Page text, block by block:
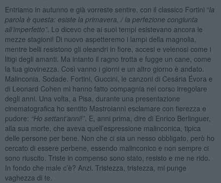
Entriamo in autunno e già vorreste sentire, con il classico Fortini “la
parola è questa: esiste la primavera, / la perfezione congiunta
all’imperfetto”. Lo dicevo che ai suoi tempi esistevano ancora le
mezze stagioni! Di nuovo aspetteremo i lampi della magnolia,
mentre belli resistono gli oleandri in fiore, accesi e velenosi come i
litigi degli amanti. Ma intanto il ragno trotta e fugge un cane, come
la tua giovinezza. Così vanno i giorni e un altro giorno è andato.
Malinconia. Sodade. Fortini, Guccini, le canzoni di Cesária Évora e
di Leonard Cohen mi hanno fatto compagnia nel corso irregolare
degli anni. Una volta, a Pisa, durante una presentazione
cinematografica ho sentito Mastroianni esclamare con fierezza e
pudore: “Ho settant’anni!”. E, anni prima, dire di Enrico Berlinguer,
alla sua morte, che aveva quell’espressione malinconica, tipica
delle persone per bene. Non che ci sia un nesso obbligato, però ho
cercato di essere perbene, essendo malinconico e non sempre ci
sono riuscito. Triste in compenso sono stato, resisto e me ne rido.
In fondo che male c’è? Anzi. Tristezza, tristezza, mi punge
vaghezza di te.